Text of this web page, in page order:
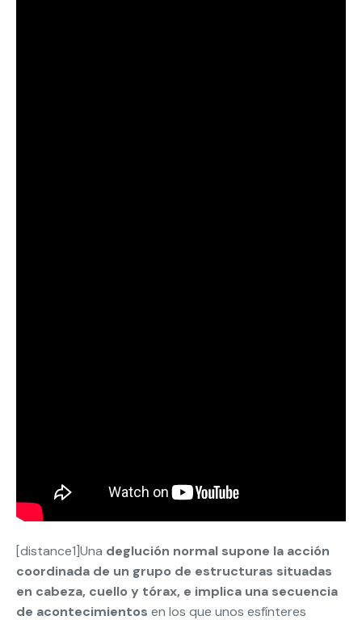
[distance1]Una deglución normal supone la acción
coordinada de un grupo de estructuras situadas
en cabeza, cuello y tórax, e implica una secuencia
de acontecimientos en los que unos esfínteres